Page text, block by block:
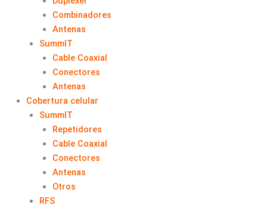
Combinadores
Antenas
SummIT
Cable Coaxial
Conectores
Antenas
Cobertura celular
SummIT
Repetidores
Cable Coaxial
Conectores
Antenas
Otros
RFS